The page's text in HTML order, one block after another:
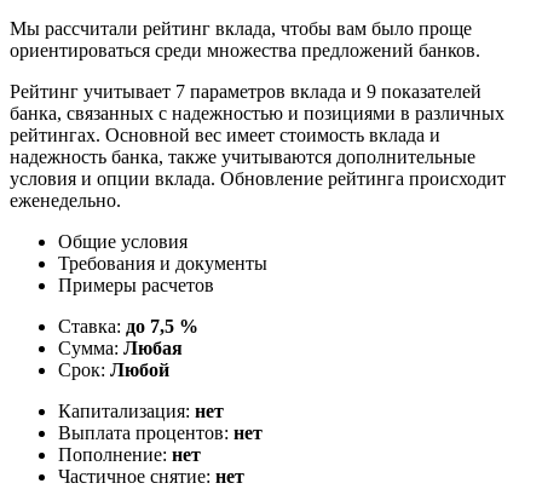
Мы рассчитали рейтинг вклада, чтобы вам было проще
ориентироваться среди множества предложений банков.
Рейтинг учитывает 7 параметров вклада и 9 показателей
банка, связанных с надежностью и позициями в различных
рейтингах. Основной вес имеет стоимость вклада и
надежность банка, также учитываются дополнительные
условия и опции вклада. Обновление рейтинга происходит
еженедельно.
Общие условия
Требования и документы
Примеры расчетов
Ставка: до 7,5 %
Сумма: Любая
Срок: Любой
Капитализация: нет
Выплата процентов: нет
Пополнение: нет
Частичное снятие: нет